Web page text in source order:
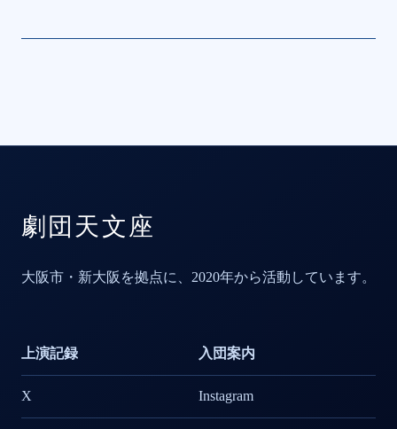
劇団天文座
大阪市・新大阪を拠点に、2020年から活動しています。
上演記録 入団案内
X Instagram